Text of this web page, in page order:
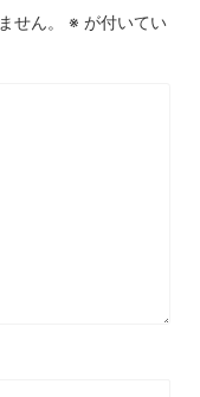
せん。 ※ が付いてい